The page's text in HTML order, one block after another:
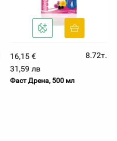
16,15 €
8.72т.
31,59 лв
Фаст Дрена, 500 мл